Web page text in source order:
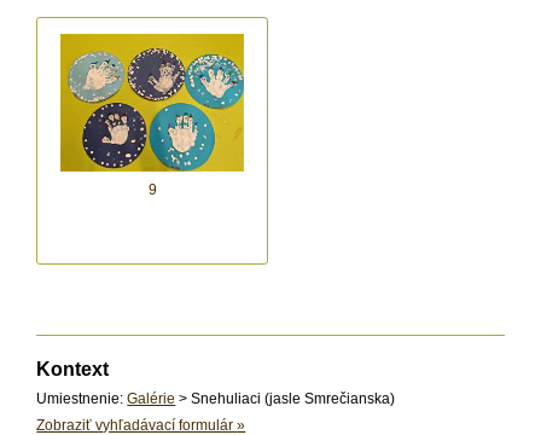
9
Kontext
Umiestnenie:Galérie > Snehuliaci (jasle Smrečianska)
Zobraziť vyhľadávací formulár»